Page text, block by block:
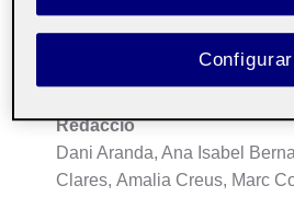
Meritxell Martínez-Fradera
Redacció
Dani Aranda, Ana Isabel
Clares, Amalia Creus, Marc
Configurar